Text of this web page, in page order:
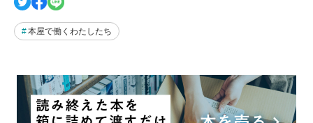
本屋で働くわたしたち